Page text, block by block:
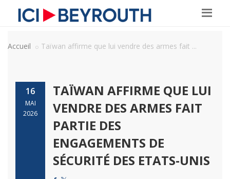
Accueil Taïwan affirme que lui vendre des armes fait ...
16
MAI
2026
TAÏWAN AFFIRME QUE LUI
VENDRE DES ARMES FAIT
PARTIE DES
ENGAGEMENTS DE
SÉCURITÉ DES ETATS-UNIS